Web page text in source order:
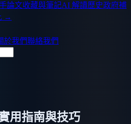
論文收藏與筆記AI 解讀歷史政府補
→
於我們聯絡我們
用指南與技巧